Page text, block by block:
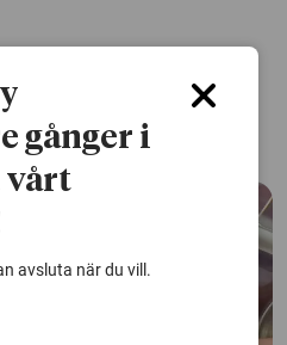
gånger i
vårt
avsluta när du vill.